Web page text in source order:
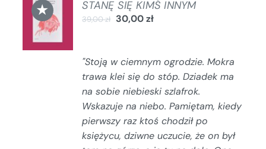
★DO
KOSZYKA
/
SZCZEGÓŁY
STANĘ SIĘ KIMŚ INNYM
39,00zł 30,00zł
"Stoją w ciemnym ogrodzie. Mokra
trawa klei się do stóp. Dziadek ma
na sobie niebieski szlafrok.
Wskazuje na niebo.Pamiętam, kiedy
pierwszy raz ktoś chodził po
księżycu, dziwne uczucie, że on był